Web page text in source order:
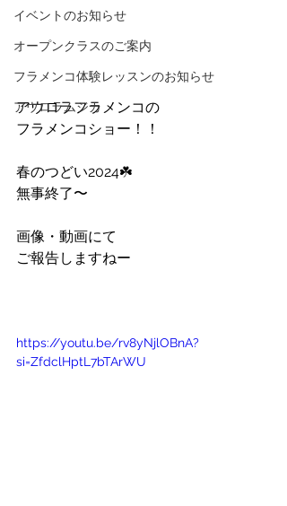
イベントのお知らせ
オープンクラスのご案内
フラメンコ体験レッスンのお知らせ
アウロラムジカ
アウロラフラメンコの
フラメンコショー！！
春のつどい2024☘️
無事終了〜
画像・動画にて
ご報告しますねー
https://youtu.be/rv8yNjlOBnA?
si=ZfdclHptL7bTArWU